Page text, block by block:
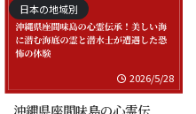
日本の地域別
2026/5/28
沖縄県座間味島の心霊伝